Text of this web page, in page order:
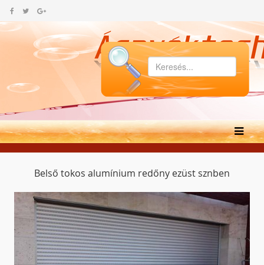
Belső tokos alumínium redőny ezüst sznben